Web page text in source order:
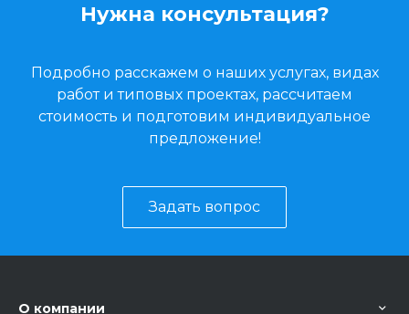
Нужна консультация?
Подробно расскажем о наших услугах, видах
работ и типовых проектах, рассчитаем
стоимость и подготовим индивидуальное
предложение!
Задать вопрос
О компании